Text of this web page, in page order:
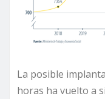
La posible
horas ha vuelto a